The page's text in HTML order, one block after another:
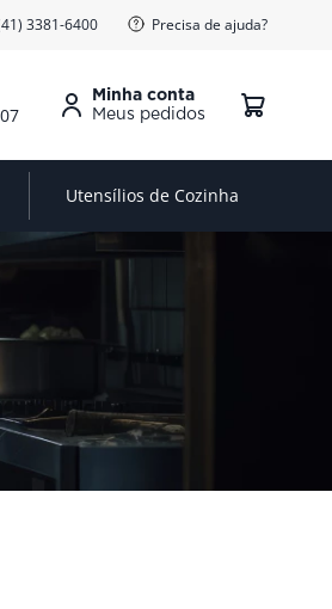
3381-6400 Precisa de ajuda?
Minha conta
Utensílios de Cozinha